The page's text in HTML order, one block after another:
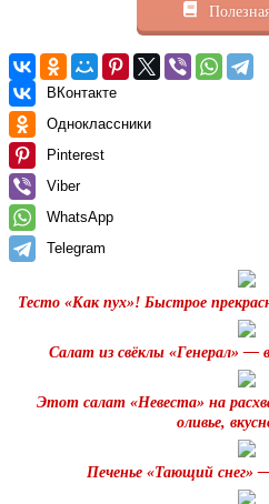
ВКонтакте
Одноклассники
Pinterest
Viber
WhatsApp
Telegram
Тесто «Как пух»! Быстрое
Салат из свёклы «Генерал» —
Этот салат «Невестa» на
oливье,
Печенье «Тающий снег»